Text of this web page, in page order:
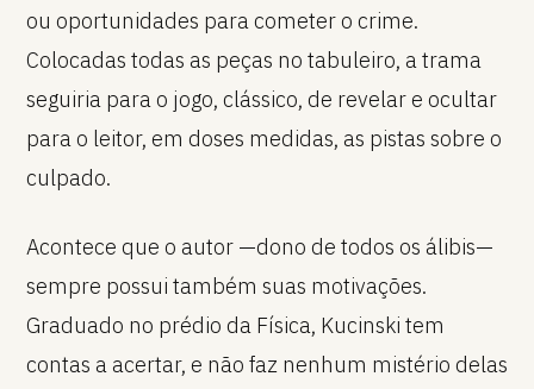
ou oportunidades para cometer o crime.
Colocadas todas as peças no tabuleiro, a trama
seguiria para o jogo, clássico, de revelar e ocultar
para o leitor, em doses medidas, as pistas sobre o
culpado.
Acontece que o autor —dono de todos os álibis—
sempre possui também suas motivações.
Graduado no prédio da Física, Kucinski tem
contas a acertar, e não faz nenhum mistério delas